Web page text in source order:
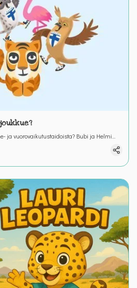
ja vuorovaikutustaidoista? Bubi ja Helmi